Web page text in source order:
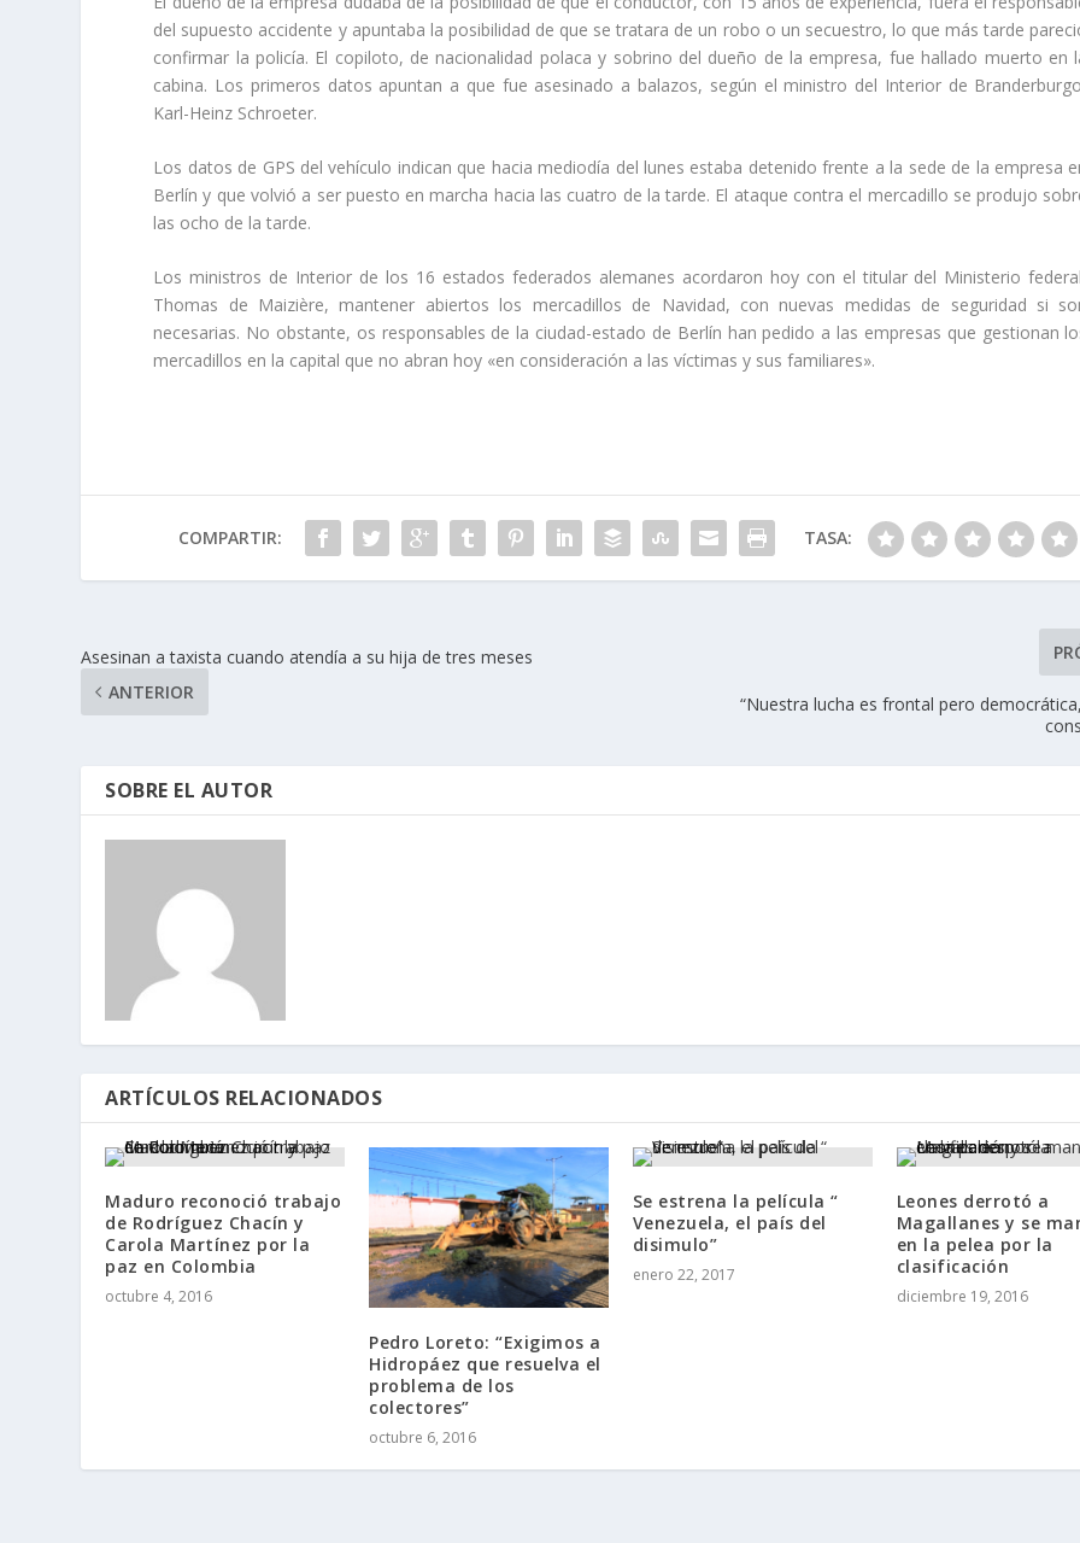
del supuesto accidente y apuntaba la posibilidad de que se tratara de un robo o un secuestro, lo que más tarde
confirmar la policía. El copiloto, de nacionalidad polaca y sobrino del dueño de la empresa, fue hallado muerto en
cabina. Los primeros datos apuntan a que fue asesinado a balazos, según el ministro del Interior de
Karl-Heinz Schroeter.
Los datos de GPS del vehículo indican que hacia mediodía del lunes estaba detenido frente a la sede de la empresa
Berlín y que volvió a ser puesto en marcha hacia las cuatro de la tarde. El ataque contra el mercadillo se produjo
las ocho de la tarde.
Los ministros de Interior de los 16 estados federados alemanes acordaron hoy con el titular del Ministerio
Thomas de Maizière, mantener abiertos los mercadillos de Navidad, con nuevas medidas de seguridad si
necesarias. No obstante, os responsables de la ciudad-estado de Berlín han pedido a las empresas que gestionan
mercadillos en la capital que no abran hoy «en consideración a las víctimas y sus familiares».
COMPARTIR: TASA:
Asesinan a taxista cuando atendía a su hija de tres meses
ANTERIOR
“Nuestra lucha es frontal pero
SOBRE EL AUTOR
ARTÍCULOS RELACIONADOS
Maduro reconoció trabajo
de Rodríguez Chacín y
Carola Martínez por la
paz en Colombia
octubre 4, 2016
Pedro Loreto: “Exigimos a
Hidropáez que resuelva el
problema de los
colectores”
octubre 6, 2016
Se estrena la película “
Venezuela, el país del
disimulo”
enero 22, 2017
Leones derrotó a
Magallanes y se
en la pelea por la
clasificación
diciembre 19, 2016